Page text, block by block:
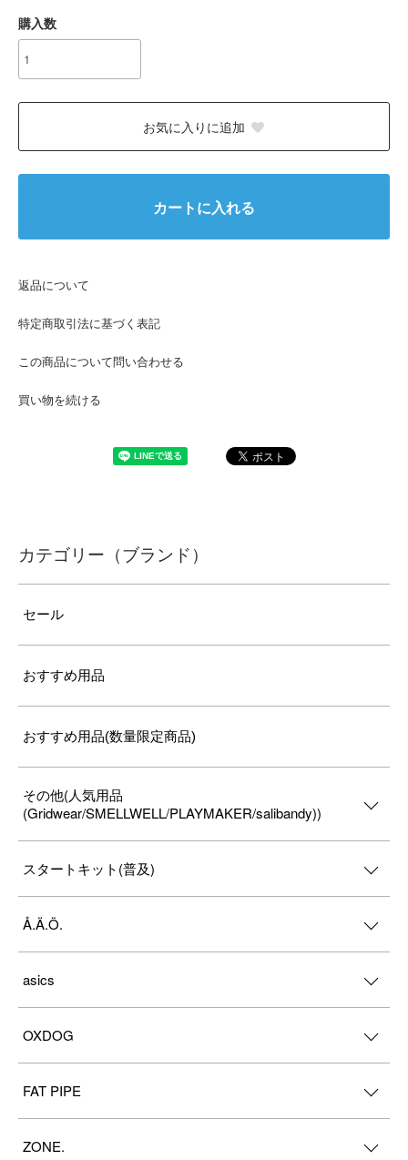
購入数
お気に入りに追加
カートに入れる
返品について
特定商取引法に基づく表記
この商品について問い合わせる
買い物を続ける
カテゴリー（ブランド）
セール
おすすめ用品
おすすめ用品(数量限定商品)
その他(人気用品
(Gridwear/SMELLWELL/PLAYMAKER/salibandy))
スタートキット(普及)
Å.Ä.Ö.
asics
OXDOG
FAT PIPE
ZONE.